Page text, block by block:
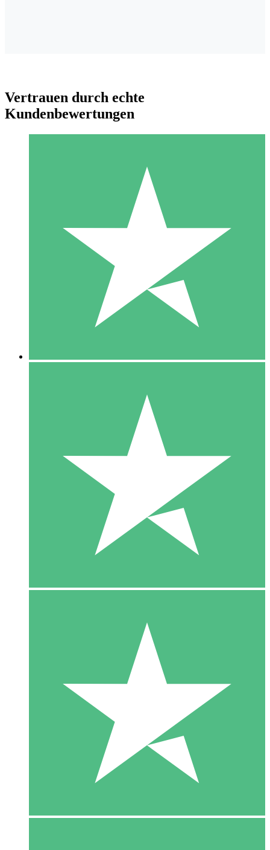
Individuelle Credit-Pakete
Zahlen Sie nach Bedarf mit Download-Credits. Keine
monatliche Verpflichtung erforderlich.
10 00
10 Downloads
20 00
Vertrauen durch echte
Kundenbewertungen